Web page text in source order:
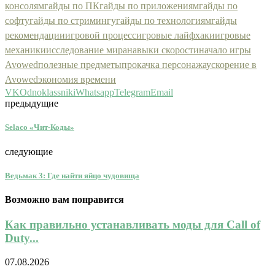
консолямгайды по ПКгайды по приложениямгайды по
софтугайды по стримингугайды по технологиямгайды
рекомендацииигровой процессигровые лайфхакиигровые
механикиисследование миранавыки скоростиначало игры
Avowedполезные предметыпрокачка персонажаускорение в
Avowedэкономия времени
VKOdnoklassnikiWhatsappTelegramEmail
предыдущие
Selaco «Чит-Коды»
следующие
Ведьмак 3: Где найти яйцо чудовища
Возможно вам понравится
Как правильно устанавливать моды для Call of
Duty...
07.08.2026